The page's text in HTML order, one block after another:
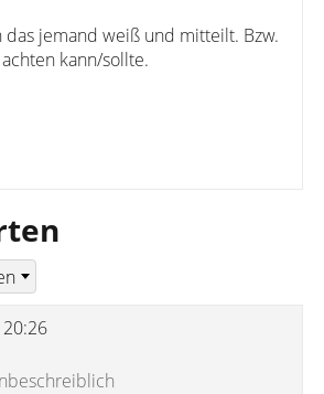
das jemand weiß und mitteilt. Bzw.
kann/sollte.